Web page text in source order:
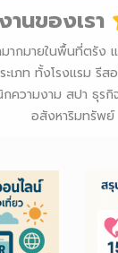
านของเรา
มากมายในพื้นที่ตรัง
เภท ทั้งโรงแรม รีส
ความงาม สปา ธุรกิ
อสังหาริมทรัพย์